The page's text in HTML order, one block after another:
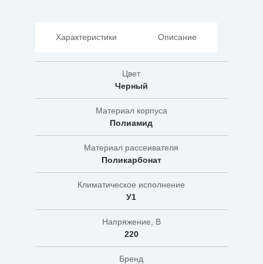
Характеристики Описание
Цвет
Черный
Материал корпуса
Полиамид
Материал рассеивателя
Поликарбонат
Климатическое исполнение
У1
Напряжение, В
220
Бренд